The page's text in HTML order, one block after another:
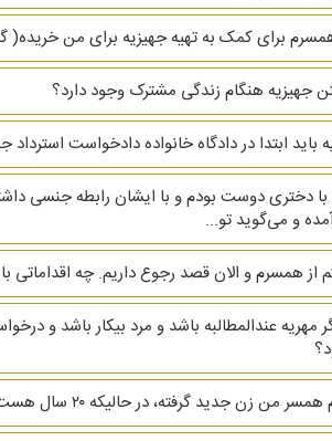
برای کمک به تهیه جهیزیه برای من خریده(
جهیزیه هنگام زندگی مشترک وجود دارد؟
باید ابتدا در دادگاه خانواده دادخواست
با دختری دوست بودم و با ایشان رابطه جنسی
و می‌گوید تو...
از همسرم و الان قصد رجوع داریم. چه اقداماتی
مهریه عندالمطالبه باشد و مرد بیکار باشد و
سال هست که زیر یک سقف زندگی می کنیم و دوتا بچه داریم. ?? آیا می‌تونم هم طلاق هم مهریه رو بگیرم؟